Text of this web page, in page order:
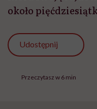
około
Udostępnij
Przeczytasz w 6 min